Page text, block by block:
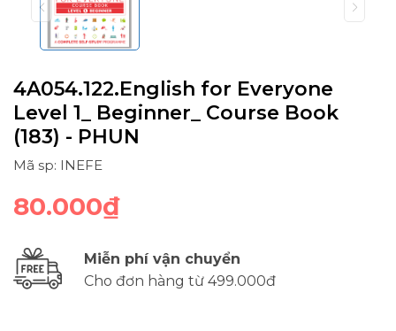
4A054.122.English for Everyone
Level 1_ Beginner_ Course Book
(183) - PHUN
Mã sp: INEFE
80.000₫
Miễn phí vận chuyển
Cho đơn hàng từ 499.000đ